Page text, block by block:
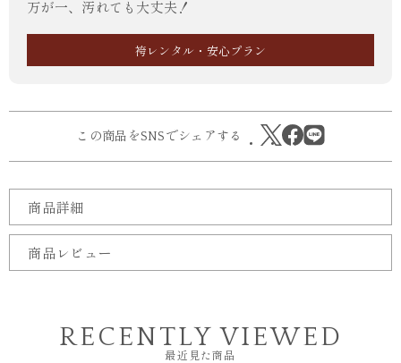
万が一、汚れても大丈夫！
袴レンタル・安心プラン
この商品をSNSでシェアする
商品詳細
商品レビュー
RECENTLY VIEWED
最近見た商品